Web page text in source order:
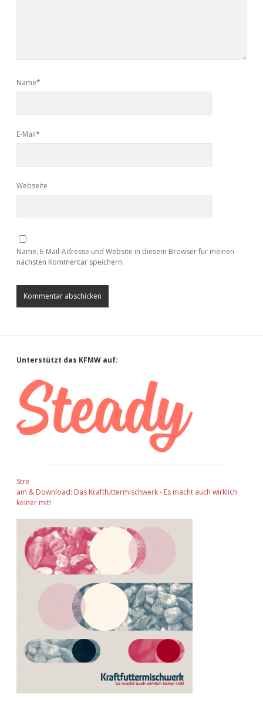
Name*
E-Mail*
Webseite
Name, E-Mail-Adresse und Website in diesem Browser für meinen
nächsten Kommentar speichern.
Sidebar
Unterstützt das KFMW auf:
Stre
am & Download: Das Kraftfuttermischwerk - Es macht auch wirklich
keiner mit!